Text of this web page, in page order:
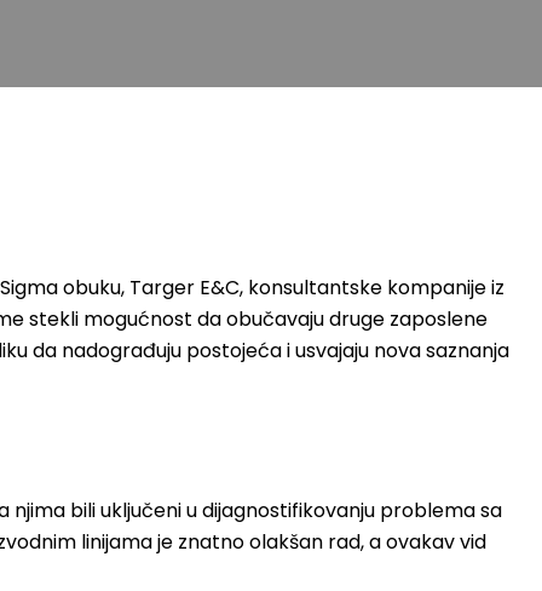
obuku, Targer E&C, konsultantske kompanije iz
stekli mogućnost da obučavaju druge zaposlene
da nadograđuju postojeća i usvajaju nova saznanja
njima bili uključeni u dijagnostifikovanju problema sa
linijama je znatno olakšan rad, a ovakav vid